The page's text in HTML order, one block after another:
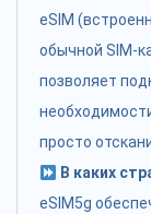
eSIM
обычной SIM-
позволяет
просто
В каких
eSIM5g